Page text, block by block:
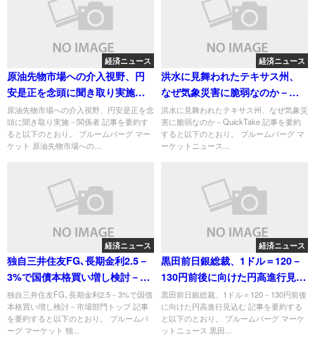
経済ニュース
原油先物市場への介入視野、円
安是正を念頭に聞き取り実施－
関係者
原油先物市場への介入視野、円安是正を念
頭に聞き取り実施－関係者 記事を要約す
ると以下のとおり。 ブルームバーグ マー
ケット 原油先物市場への...
経済ニュース
洪水に見舞われたテキサス州、
なぜ気象災害に脆弱なのか－
QuickTake
洪水に見舞われたテキサス州、なぜ気象災
害に脆弱なのか－QuickTake 記事を要約
すると以下のとおり。 ブルームバーグ マ
ーケットニュース...
経済ニュース
独自三井住友FG､長期金利2.5－
3%で国債本格買い増し検討－市
場部門トップ
独自三井住友FG､長期金利2.5－3%で国債
本格買い増し検討－市場部門トップ 記事
を要約すると以下のとおり。 ブルームバ
ーグ マーケット 独...
経済ニュース
黒田前日銀総裁、1ドル＝120－
130円前後に向けた円高進行見込
む
黒田前日銀総裁、1ドル＝120－130円前後
に向けた円高進行見込む 記事を要約する
と以下のとおり。 ブルームバーグ マーケ
ットニュース 黒田...